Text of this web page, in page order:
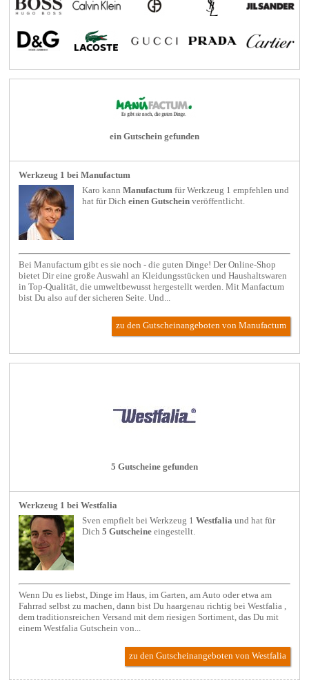
ein Gutschein gefunden
Werkzeug 1 bei Manufactum
Karo kannManufactum fürWerkzeug 1 empfehlen und
hat für Dicheinen Gutschein veröffentlicht.
Bei Manufactum gibt es sie noch - die guten Dinge! Der Online-Shop
bietet Dir eine große Auswahl an Kleidungsstücken und Haushaltswaren
in Top-Qualität, die umweltbewusst hergestellt werden. Mit Manfactum
bist Du also auf der sicheren Seite. Und...
zu den Gutscheinangeboten von Manufactum
5 Gutscheine gefunden
Werkzeug 1 bei Westfalia
Sven empfielt beiWerkzeug 1 Westfalia und hat für
Dich5 Gutscheine eingestellt.
Wenn Du es liebst, Dinge im Haus, im Garten, am Auto oder etwa am
Fahrrad selbst zu machen, dann bist Du haargenau richtig bei Westfalia ,
dem traditionsreichen Versand mit dem riesigen Sortiment, das Du mit
einem Westfalia Gutschein von...
zu den Gutscheinangeboten von Westfalia